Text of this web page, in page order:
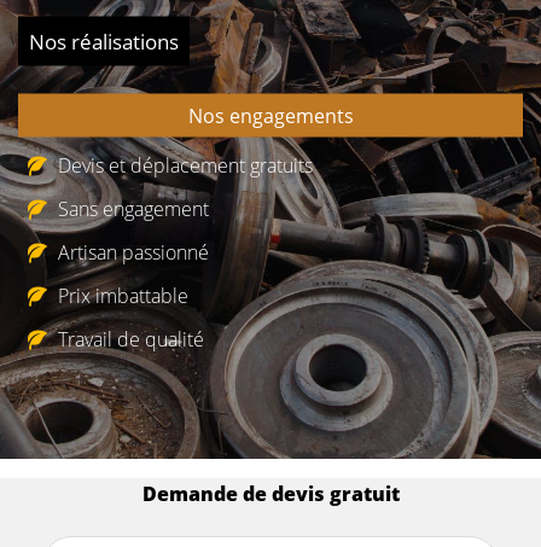
Nos réalisations
Nos engagements
Devis et déplacement gratuits
Sans engagement
Artisan passionné
Prix imbattable
Travail de qualité
Demande de devis gratuit